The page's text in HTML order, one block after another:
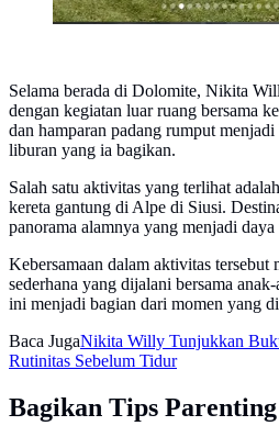
Selama berada di Dolomite, Nikita
dengan kegiatan luar ruang bersama
dan hamparan padang rumput
liburan yang ia bagikan.
Salah satu aktivitas yang terlihat
kereta gantung di Alpe di Siusi.
panorama alamnya yang menjadi
Kebersamaan dalam aktivitas tersebut
sederhana yang dijalani bersama
ini menjadi bagian dari momen yang
Baca JugaNikita Willy Tunjukkan
Rutinitas Sebelum Tidur
Bagikan Tips Parenting